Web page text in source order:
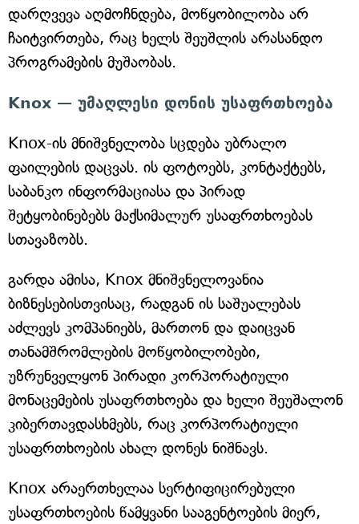
დარღვევა აღმოჩნდება, მოწყობილობა არ
ჩაიტვირთება, რაც ხელს შეუშლის არასანდო
პროგრამების მუშაობას.
Knox — უმაღლესი დონის უსაფრთხოება
Knox-ის მნიშვნელობა სცდება უბრალო
ფაილების დაცვას. ის ფოტოებს, კონტაქტებს,
საბანკო ინფორმაციასა და პირად
შეტყობინებებს მაქსიმალურ უსაფრთხოებას
სთავაზობს.
გარდა ამისა, Knox მნიშვნელოვანია
ბიზნესებისთვისაც, რადგან ის საშუალებას
აძლევს კომპანიებს, მართონ და დაიცვან
თანამშრომლების მოწყობილობები,
უზრუნველყონ პირადი კორპორატიული
მონაცემების უსაფრთხოება და ხელი შეუშალონ
კიბერთავდასხმებს, რაც კორპორატიული
უსაფრთხოების ახალ დონეს ნიშნავს.
Knox არაერთხელაა სერტიფიცირებული
უსაფრთხოების წამყვანი სააგენტოების მიერ,